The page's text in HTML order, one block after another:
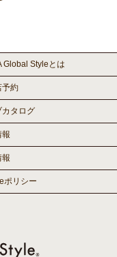
Global Styleとは
予約
カタログ
報
報
ポリシー